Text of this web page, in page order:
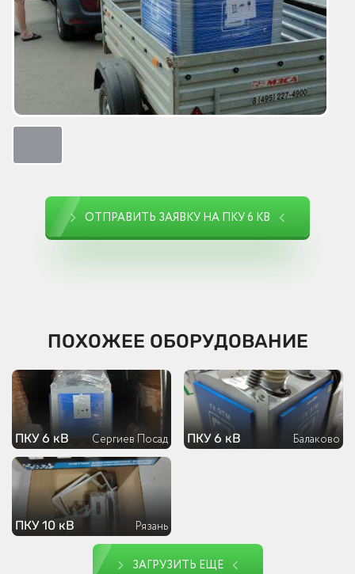
ОТПРАВИТЬ ЗАЯВКУ НА ПКУ 6 КВ
ПОХОЖЕЕ ОБОРУДОВАНИЕ
ПКУ 6 кВ Сергиев Посад ПКУ 6 кВ Балаково
ПКУ 10 кВ Рязань
ЗАГРУЗИТЬ ЕЩЕ